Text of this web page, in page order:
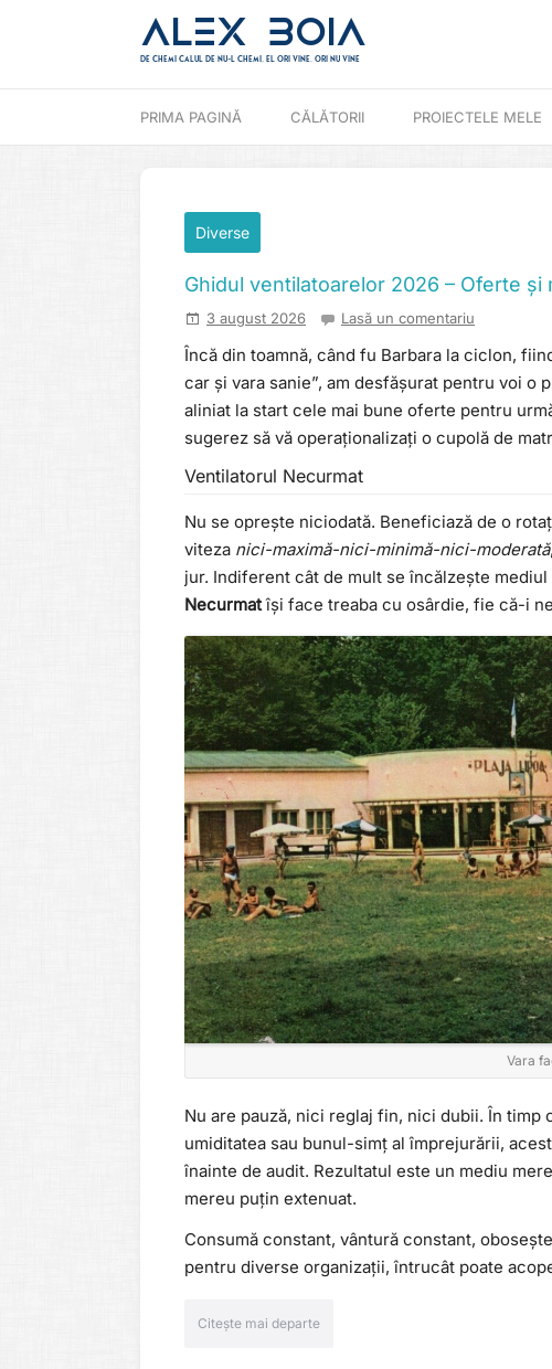
Alex Boia
De chemi calul de nu-l chemi, el ori vine. ori nu vine
PRIMA PAGINĂ CĂLĂTORII PROIECTELE MELE
Diverse
Ghidul ventilatoarelor 2026 – Oferte
3 august 2026 Lasă un comentariu
Încă din toamnă, când fu Barbara la ciclon,
car și vara sanie”, am desfășurat pentru voi
aliniat la start cele mai bune oferte pentru
sugerez să vă operaționalizați o cupolă de
Ventilatorul Necurmat
Nu se oprește niciodată. Beneficiază de o
viteza nici-maximă-nici-minimă-nici-moderată
jur. Indiferent cât de mult se încălzește
Necurmatîși face treaba cu osârdie, fie că-i
Vara
Nu are pauză, nici reglaj fin, nici dubii. În
umiditatea sau bunul-simț al împrejurării,
înainte de audit. Rezultatul este un mediu
mereu puțin extenuat.
Consumă constant, vântură constant,
pentru diverse organizații, întrucât poate
Citește mai departe